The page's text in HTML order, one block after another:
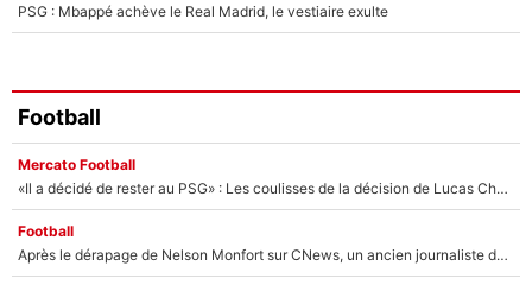
PSG : Mbappé achève le Real Madrid, le vestiaire exulte
Football
Mercato Football
«Il a décidé de rester au PSG» : Les coulisses de la décision de Lucas Chevalier pour son transfert
Football
Après le dérapage de Nelson Monfort sur CNews, un ancien journaliste de France Télévisions relance la polémique sur les incendies en Gironde